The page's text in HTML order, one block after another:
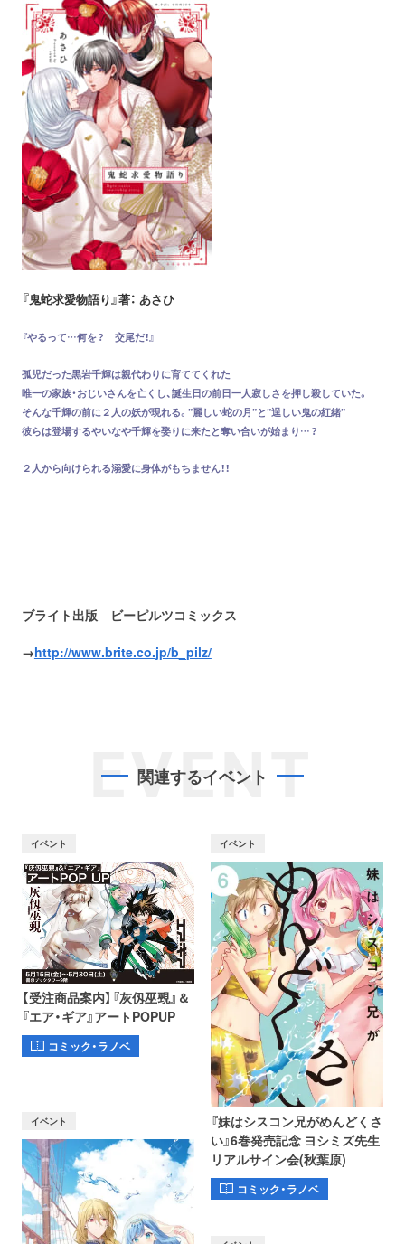
『鬼蛇求愛物語り』著： あさひ
『やるって…何を？ 交尾だ！』
孤児だった黒岩千輝は親代わりに育ててくれた
唯一の家族・おじいさんを亡くし、誕生日の前日一人寂しさを押し殺していた。
そんな千輝の前に２人の妖が現れる。”麗しい蛇の月”と”逞しい鬼の紅緒”
彼らは登場するやいなや千輝を娶りに来たと奪い合いが始まり…？
２人から向けられる溺愛に身体がもちません！！
ブライト出版 ビーピルツコミックス
→http://www.brite.co.jp/b_pilz/
EVENT
関連するイベント
イベント
【受注商品案内】『灰仭巫覡』＆
『エア・ギア』アートPOPUP
コミック・ラノベ
イベント
『妹はシスコン兄がめんどくさ
い』6巻発売記念 ヨシミズ先生
リアルサイン会(秋葉原)
コミック・ラノベ
イベント